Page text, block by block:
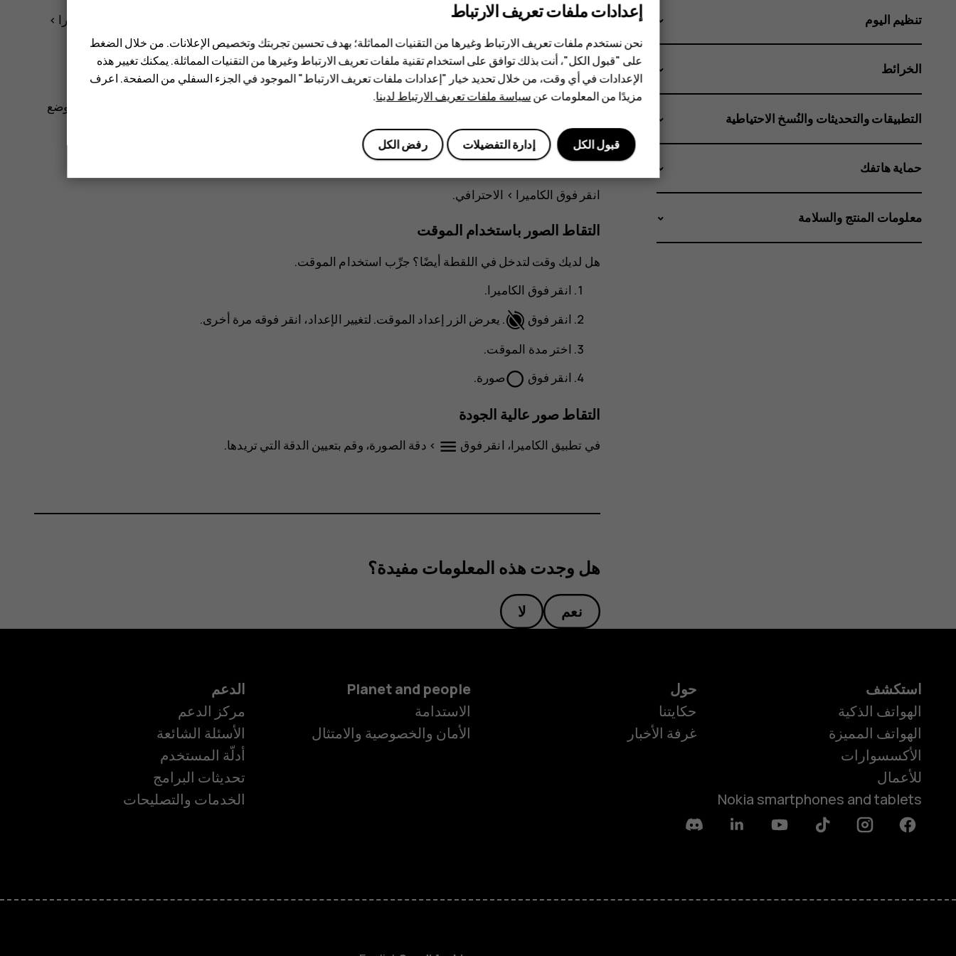
الهواتف الذكية
HMD Terra M
لالتقاط صور عالية الجودة في الليل أو في ظروف الإضاءة المنخفضة، قم بتشغيل الوضع الليلي. انقر فوق الكاميرا‏‎ >
ليليواتبع التعليمات التي تظهر على شاشة هاتفك.
التقاط صورة عريضة الزاوية
لالتقاط صور المناظر الطبيعية الجميلة، قم بتشغيل وضع عريض الزاوية. انقر فوق الكاميرا >
. للرجوع إلى الوضع
العادي مجددًا، انقر >
.
اضبط الكاميرا على الوضع الاحترافي
انقر فوق الكاميرا > الاحترافي.
التقاط الصور باستخدام الموقت
هل لديك وقت لتدخل في اللقطة أيضًا؟ جرِّب استخدام الموقت.
انقر فوق الكاميرا.
انقر فوق
. يعرض الزر إعداد الموقت. لتغيير الإعداد، انقر فوقه مرة أخرى.
اختر مدة الموقت.
انقر فوق panorama_fish_eyeصورة.
التقاط صور عالية الجودة
في تطبيق الكاميرا، انقر فوق menu
> دقة الصورة، وقم بتعيين الدقة التي تريدها.
هل وجدت هذه المعلومات مفيدة؟
نعم لا
تنظيم اليوم
الخرائط
التطبيقات والتحديثات والنُسخ الاحتياطية
حماية هاتفك
معلومات المنتج والسلامة
استكشف
الهواتف الذكية
الهواتف المميزة
الأكسسوارات
للأعمال
Nokia smartphones and tablets
حول
حكايتنا
غرفة الأخبار
Planet and people
الاستدامة
الأمان والخصوصية والامتثال
الدعم
مركز الدعم
الأسئلة الشائعة
أدلّة المستخدم
تحديثات البرامج
الخدمات والتصليحات
Facebook
Instagram
Tiktok
Youtube
Linkedin
Discord
إعدادات ملفات تعريف الارتباط
نحن نستخدم ملفات تعريف الارتباط وغيرها من التقنيات المماثلة؛ بهدف تحسين تجربتك وتخصيص الإعلانات. من خلال الضغط
على "قبول الكل"، أنت بذلك توافق على استخدام تقنية ملفات تعريف الارتباط وغيرها من التقنيات المماثلة. يمكنك تغيير هذه
الإعدادات في أي وقت، من خلال تحديد خيار "إعدادات ملفات تعريف الارتباط" الموجود في الجزء السفلي من الصفحة. اعرف
مزيدًا من المعلومات عنسياسة ملفات تعريف الارتباط لدينا.
رفض الكل إدارة التفضيلات قبول الكل